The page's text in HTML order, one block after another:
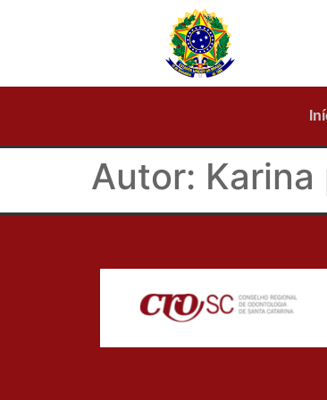
Autor: Karina